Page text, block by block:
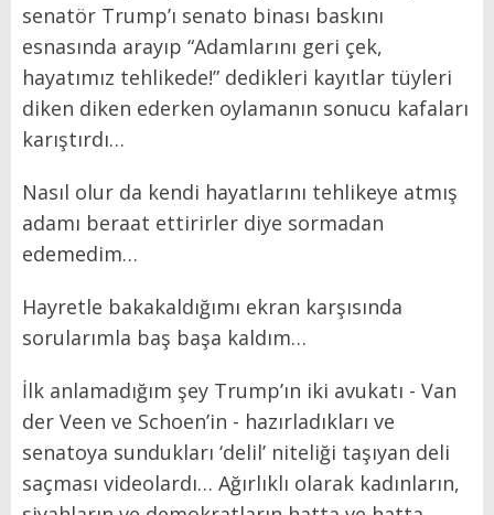
senatör Trump’ı senato binası baskını
esnasında arayıp “Adamlarını geri çek,
hayatımız tehlikede!” dedikleri kayıtlar tüyleri
diken diken ederken oylamanın sonucu kafaları
karıştırdı…
Nasıl olur da kendi hayatlarını tehlikeye atmış
adamı beraat ettirirler diye sormadan
edemedim…
Hayretle bakakaldığımı ekran karşısında
sorularımla baş başa kaldım…
İlk anlamadığım şey Trump’ın iki avukatı - Van
der Veen ve Schoen’in - hazırladıkları ve
senatoya sundukları ‘delil’ niteliği taşıyan deli
saçması videolardı… Ağırlıklı olarak kadınların,